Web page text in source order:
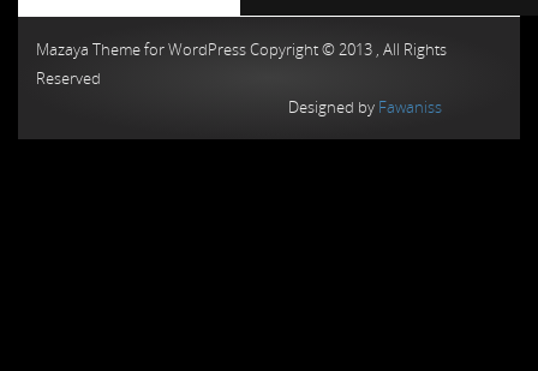
Mazaya Theme for WordPress Copyright © 2013 , All Rights
Reserved
Designed by Fawaniss